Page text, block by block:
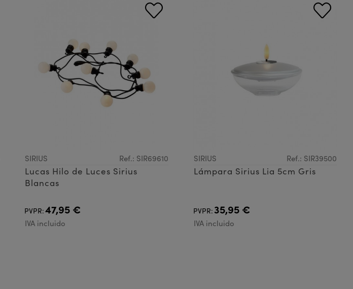
SIRIUS Ref.: SIR69610
Lucas Hilo de Luces Sirius
Blancas
PVPR:47,95 €
IVA incluido
SIRIUS Ref.: SIR39500
Lámpara Sirius Lia 5cm Gris
PVPR:35,95 €
IVA incluido